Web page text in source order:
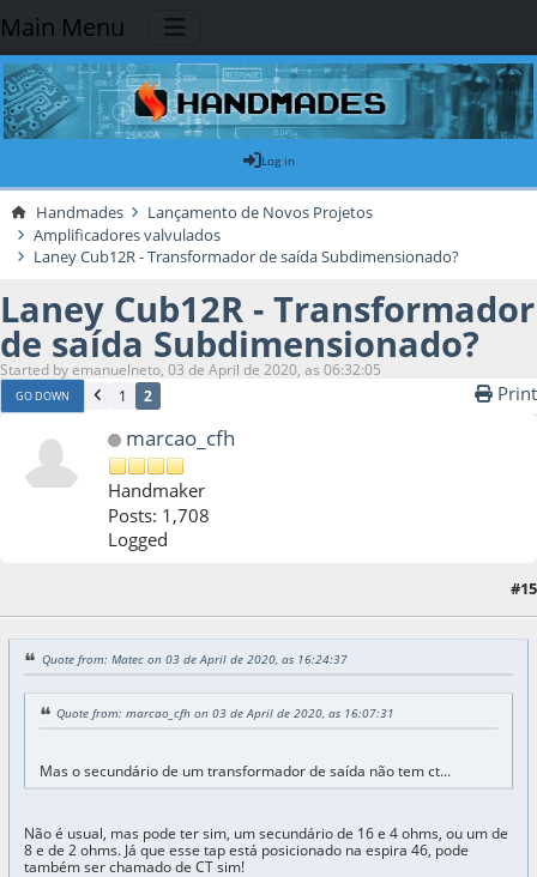
Main Menu
Log in
Handmades
Lançamento de Novos Projetos
Amplificadores valvulados
Laney Cub12R - Transformador de saída Subdimensionado?
Laney Cub12R - Transformador
de saída Subdimensionado?
Started by emanuelneto, 03 de April de 2020, as 06:32:05
GO DOWN 1 2 Print
marcao_cfh
Handmaker
Posts: 1,708
Logged
#15
Quote from: Matec on 03 de April de 2020, as 16:24:37
Quote from: marcao_cfh on 03 de April de 2020, as 16:07:31
Mas o secundário de um transformador de saída não tem ct...
Não é usual, mas pode ter sim, um secundário de 16 e 4 ohms, ou um de
8 e de 2 ohms. Já que esse tap está posicionado na espira 46, pode
também ser chamado de CT sim!